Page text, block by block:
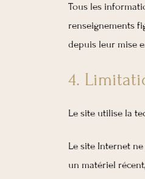
Tous les
renseignements
depuis leur mise
4.
Le site utilise la
Le site Internet
un matériel